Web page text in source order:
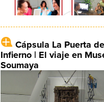
Cápsula La Puerta
Infierno | El viaje en
Soumaya